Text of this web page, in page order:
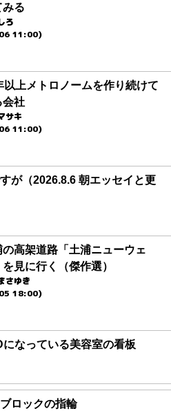
みる
ろ
11:00)
以上メトロノームを作り続けて
会社
サキ
11:00)
が（2026.8.6 朝エッセイと更
の高架道路「土浦ニューウェ
を見に行く（傑作選）
さゆき
18:00)
なっている美容室の看板
ロックの指輪